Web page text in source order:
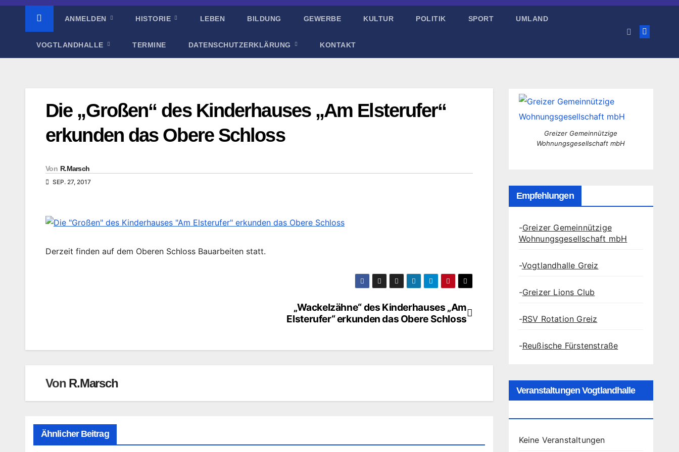
ANMELDEN HISTORIE LEBEN BILDUNG GEWERBE KULTUR POLITIK SPORT UMLAND
VOGTLANDHALLE TERMINE DATENSCHUTZERKLÄRUNG KONTAKT
Die „Großen“ des Kinderhauses „Am Elsterufer“
erkunden das Obere Schloss
Von R.Marsch
SEP. 27, 2017
Derzeit finden auf dem Oberen Schloss Bauarbeiten statt.
„Wackelzähne“ des Kinderhauses „Am
Elsterufer“ erkunden das Obere Schloss
Von R.Marsch
Ähnlicher Beitrag
Greizer Gemeinnützige
Wohnungsgesellschaft mbH
Empfehlungen
-Greizer Gemeinnützige
Wohnungsgesellschaft mbH
-Vogtlandhalle Greiz
-Greizer Lions Club
-RSV Rotation Greiz
-Reußische Fürstenstraße
Veranstaltungen Vogtlandhalle
Keine Veranstaltungen